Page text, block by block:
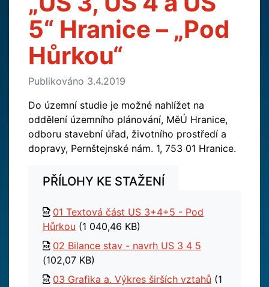
5“ Hranice – „Pod
Hůrkou“
Publikováno 3.4.2019
Do územní studie je možné nahlížet na
oddělení územního plánování, MěÚ Hranice,
odboru stavební úřad, životního prostředí a
dopravy, Pernštejnské nám. 1, 753 01 Hranice.
PŘÍLOHY KE STAŽENÍ
01 Textová část US 3+4+5 - Pod
Hůrkou (1 040,46 KB)
02 Bilance stav - navrh US 3 4 5
(102,07 KB)
03 Grafika a. Výkres širších vztahů (1